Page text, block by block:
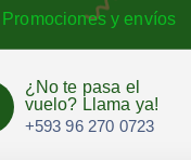
Promociones y envíos
¿No te pasa el
vuelo? Llama ya!
+593 96 270 0723